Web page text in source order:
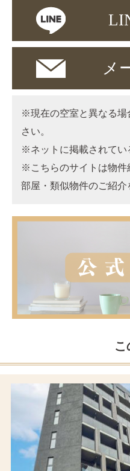
メ
※現在の空室と異なる場
さい。
※ネットに掲載されてい
※こちらのサイトは物件
部屋・類似物件のご紹介
こ